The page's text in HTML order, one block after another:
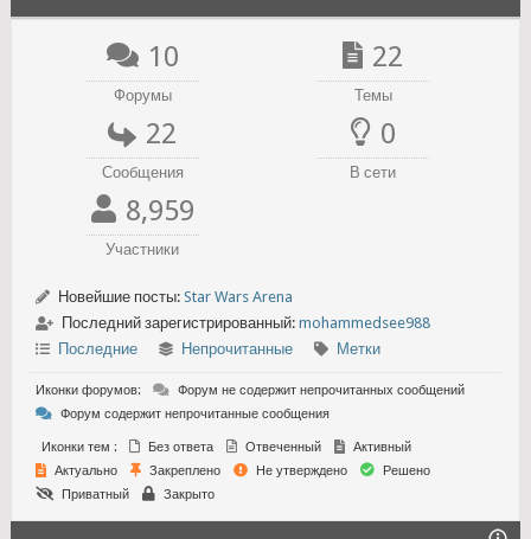
10
Форумы
22
Темы
22
Сообщения
0
В сети
8,959
Участники
Новейшие посты: Star Wars Arena
Последний зарегистрированный: mohammedsee988
Последние
Непрочитанные Метки
Иконки форумов:
Форум не содержит непрочитанных сообщений
Форум содержит непрочитанные сообщения
Иконки тем : Без ответа Отвеченный
Активный
Актуально
Закреплено Не утверждено
Решено
Приватный
Закрыто